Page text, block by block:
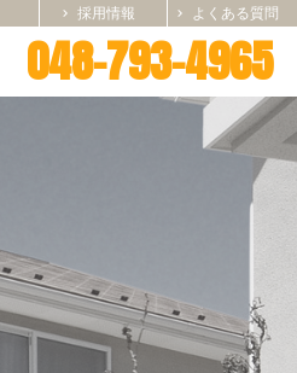
048-793-4965
chevron_right 採用情報 chevron_right よくある質問